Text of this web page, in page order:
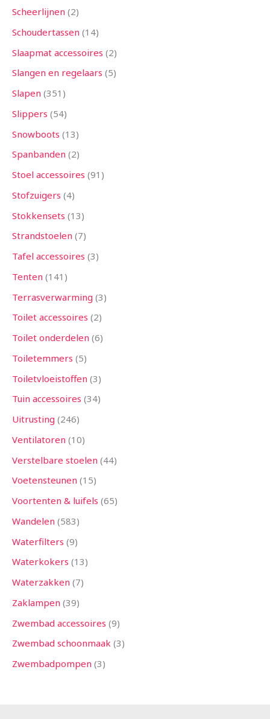
Scheerlijnen 2
Schoudertassen 14
Slaapmat accessoires 2
Slangen en regelaars 5
Slapen 351
Slippers 54
Snowboots 13
Spanbanden 2
Stoel accessoires 91
Stofzuigers 4
Stokkensets 13
Strandstoelen 7
Tafel accessoires 3
Tenten 141
Terrasverwarming 3
Toilet accessoires 2
Toilet onderdelen 6
Toiletemmers 5
Toiletvloeistoffen 3
Tuin accessoires 34
Uitrusting 246
Ventilatoren 10
Verstelbare stoelen 44
Voetensteunen 15
Voortenten & luifels 65
Wandelen 583
Waterfilters 9
Waterkokers 13
Waterzakken 7
Zaklampen 39
Zwembad accessoires 9
Zwembad schoonmaak 3
Zwembadpompen 3